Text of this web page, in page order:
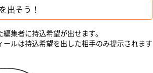
出そう！
集者に持込希望が出せます。
ルは持込希望を出した相手のみ提示されます